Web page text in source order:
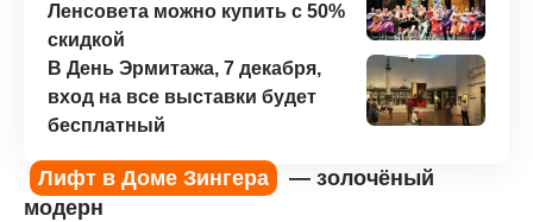
Ленсовета можно купить с 50%
скидкой
В День Эрмитажа, 7 декабря,
вход на все выставки будет
бесплатный
Лифт в Доме Зингера
— золочёный
модерн